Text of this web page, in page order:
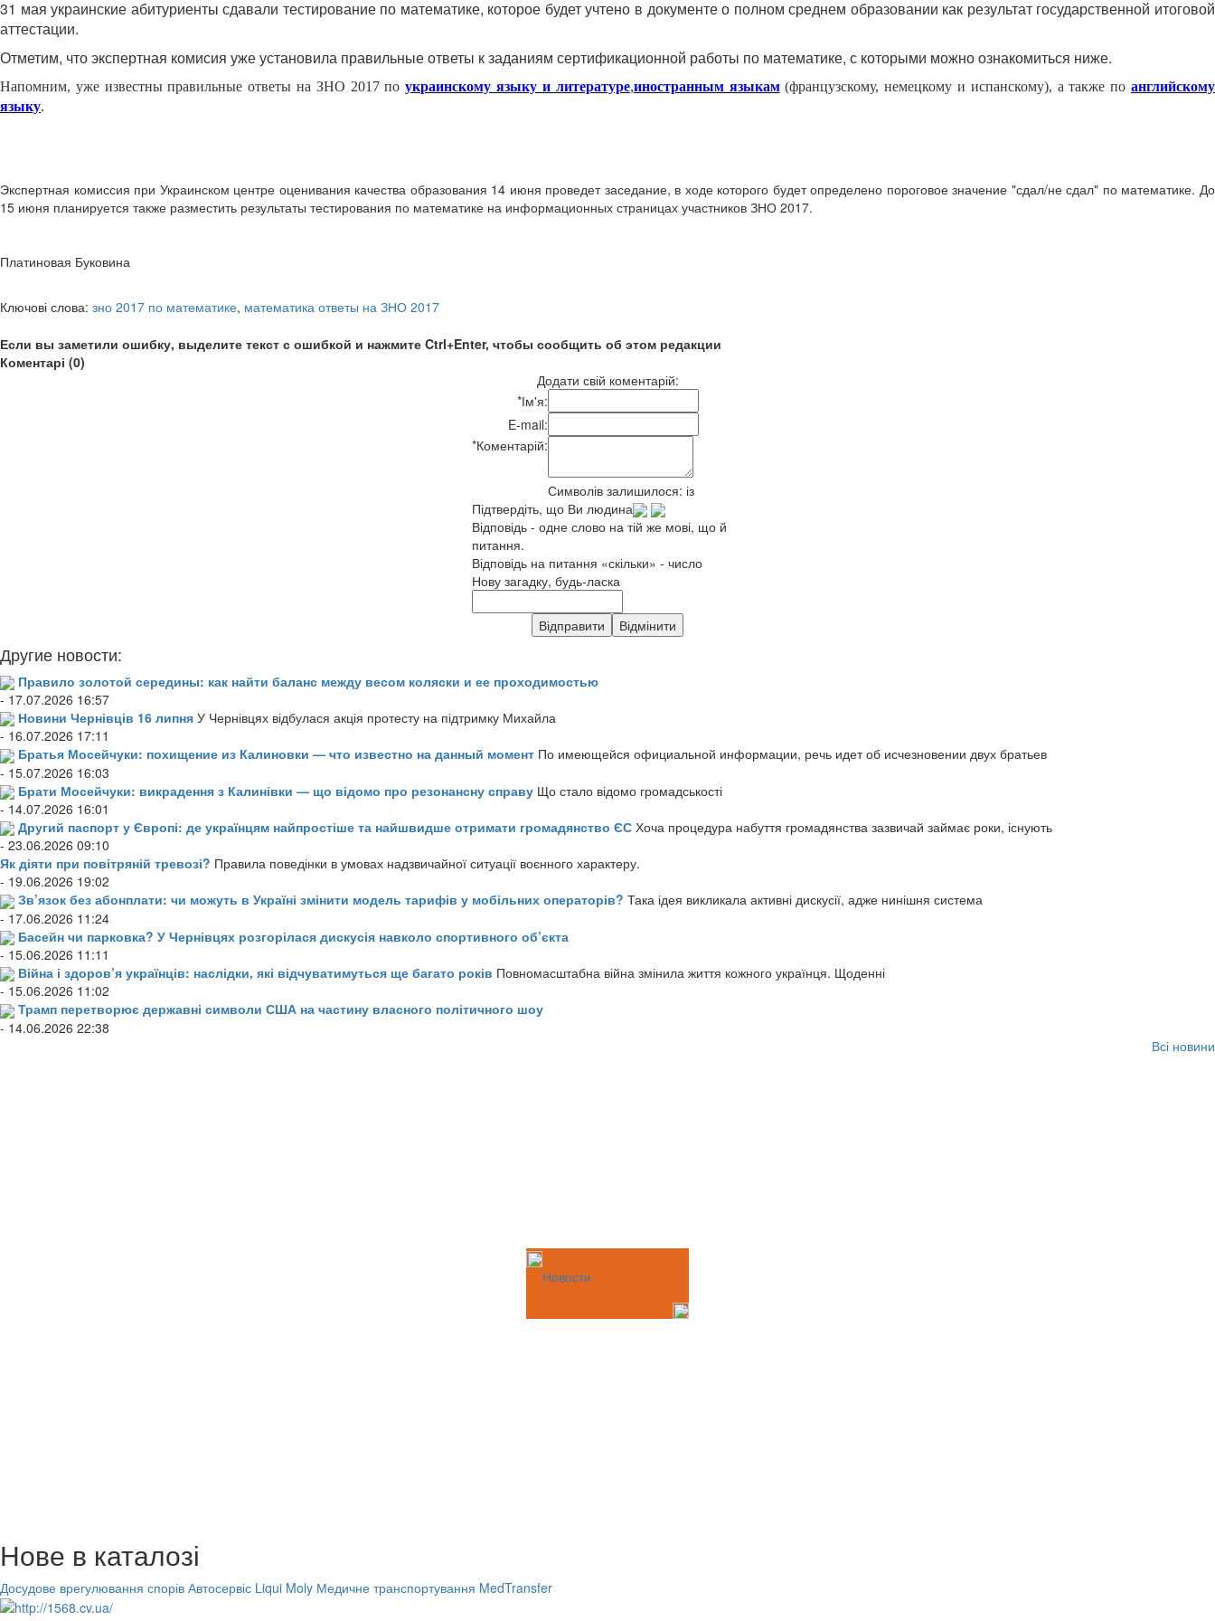
31 мая украинские абитуриенты сдавали тестирование по математике, которое будет учтено в документе о полном среднем образовании как результат государственной итоговой
аттестации.
Отметим, что экспертная комисия уже установила правильные ответы к заданиям сертификационной работы по математике, с которыми можно ознакомиться ниже.
Напомним, уже известны правильные ответы на ЗНО 2017 поукраинскому языку и литературе,иностранным языкам(французскому, немецкому и испанскому), а также поанглийскому
языку.
Экспертная комиссия при Украинском центре оценивания качества образования 14 июня проведет заседание, в ходе которого будет определено пороговое значение "сдал/не сдал" по математике. До
15 июня планируется также разместить результаты тестирования по математике на информационных страницах участников ЗНО 2017.
Платиновая Буковина
Ключові слова: зно 2017 по математике, математика ответы на ЗНО 2017
Если вы заметили ошибку, выделите текст с ошибкой и нажмите Ctrl+Enter, чтобы сообщить об этом редакции
Коментарі (0)
Додати свій коментарій:
*Ім'я:
E-mail:
*Коментарій:
Символів залишилося: із
Підтвердіть, що Ви людина
Відповідь - одне слово на тій же мові, що й
питання.
Відповідь на питання «скільки» - число
Нову загадку, будь-ласка
Другие новости:
Правило золотой середины: как найти баланс между весом коляски и ее проходимостью
- 17.07.2026 16:57
Новини Чернівців 16 липня У Чернівцях відбулася акція протесту на підтримку Михайла
- 16.07.2026 17:11
Братья Мосейчуки: похищение из Калиновки — что известно на данный момент По имеющейся официальной информации, речь идет об исчезновении двух братьев
- 15.07.2026 16:03
Брати Мосейчуки: викрадення з Калинівки — що відомо про резонансну справу Що стало відомо громадськості
- 14.07.2026 16:01
Другий паспорт у Європі: де українцям найпростіше та найшвидше отримати громадянство ЄС Хоча процедура набуття громадянства зазвичай займає роки, існують
- 23.06.2026 09:10
Як діяти при повітряній тревозі? Правила поведінки в умовах надзвичайної ситуації воєнного характеру.
- 19.06.2026 19:02
Зв’язок без абонплати: чи можуть в Україні змінити модель тарифів у мобільних операторів? Така ідея викликала активні дискусії, адже нинішня система
- 17.06.2026 11:24
Басейн чи парковка? У Чернівцях розгорілася дискусія навколо спортивного об’єкта
- 15.06.2026 11:11
Війна і здоров’я українців: наслідки, які відчуватимуться ще багато років Повномасштабна війна змінила життя кожного українця. Щоденні
- 15.06.2026 11:02
Трамп перетворює державні символи США на частину власного політичного шоу
- 14.06.2026 22:38
Всі новини
Новости
Нове в каталозі
Досудове врегулювання спорів Автосервіс Liqui Moly Медичне транспортування MedTransfer